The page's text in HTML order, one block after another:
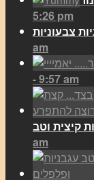
5:26 pm
צבעוניות
am
- 9:57 am
am